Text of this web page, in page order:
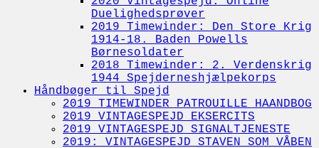
Duelighedsprøver
2019 Timewinder: Den Store Krig
1914-18. Baden Powells
Børnesoldater
2018 Timewinder: 2. Verdenskrig
1944 Spejderneshjælpekorps
Håndbøger til Spejd
2019 TIMEWINDER PATROUILLE HAANDBOG
2019 VINTAGESPEJD EKSERCITS
2019 VINTAGESPEJD SIGNALTJENESTE
2019: VINTAGESPEJD STAVEN SOM VÅBEN